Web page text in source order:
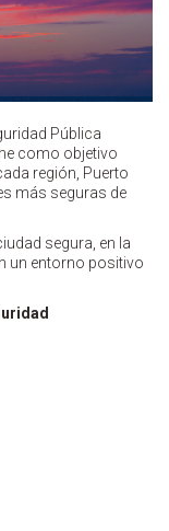
Pública
como objetivo
región, Puerto
más seguras de
segura, en la
un entorno positivo